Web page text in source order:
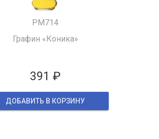
PM714
Графин «Коника»
391 ₽
ДОБАВИТЬ В КОРЗИНУ